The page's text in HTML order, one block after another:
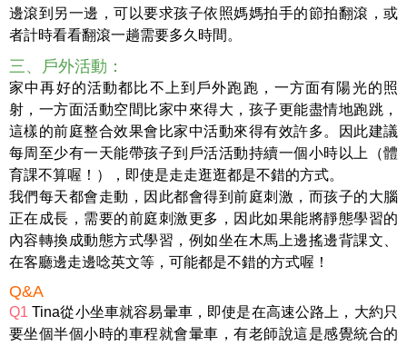
邊滾到另一邊，可以要求孩子依照媽媽拍手的節拍翻滾，或
者計時看看翻滾一趟需要多久時間。
三、戶外活動：
家中再好的活動都比不上到戶外跑跑，一方面有陽光的照
射，一方面活動空間比家中來得大，孩子更能盡情地跑跳，
這樣的前庭整合效果會比家中活動來得有效許多。因此建議
每周至少有一天能帶孩子到戶活活動持續一個小時以上（體
育課不算喔！），即使是走走逛逛都是不錯的方式。
我們每天都會走動，因此都會得到前庭刺激，而孩子的大腦
正在成長，需要的前庭刺激更多，因此如果能將靜態學習的
內容轉換成動態方式學習，例如坐在木馬上邊搖邊背課文、
在客廳邊走邊唸英文等，可能都是不錯的方式喔！
Q&A
Q1 Tina從小坐車就容易暈車，即使是在高速公路上，大約只
要坐個半個小時的車程就會暈車，有老師說這是感覺統合的